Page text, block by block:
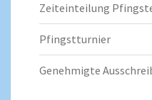
Zeiteinteilung
Pfingstturnier
Genehmigte